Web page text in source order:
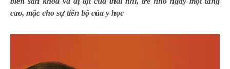
cao, mặc cho sự tiến bộ của y học